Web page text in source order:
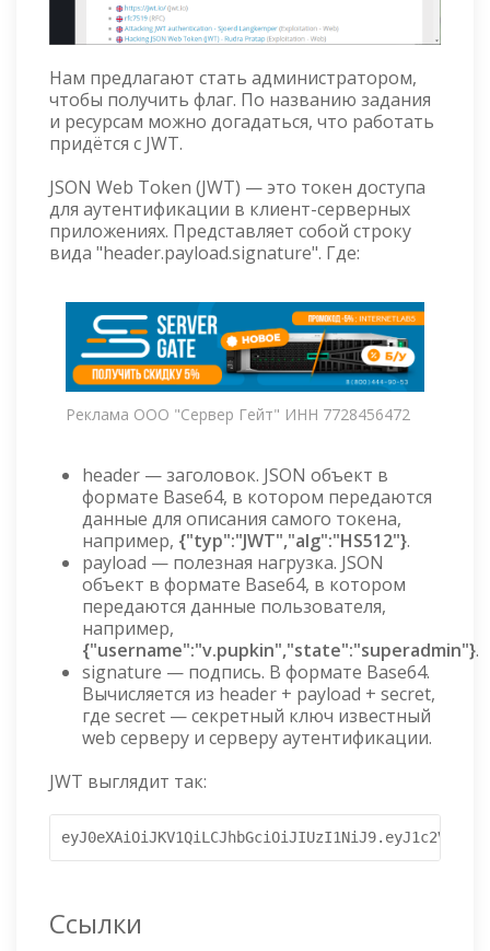
Нам предлагают стать администратором,
чтобы получить флаг. По названию задания
и ресурсам можно догадаться, что работать
придётся с JWT.
JSON Web Token (JWT) — это токен доступа
для аутентификации в клиент-серверных
приложениях. Представляет собой строку
вида "header.payload.signature". Где:
Реклама ООО "Сервер Гейт" ИНН 7728456472
header — заголовок. JSON объект в
формате Base64, в котором передаются
данные для описания самого токена,
например, {"typ":"JWT","alg":"HS512"}.
payload — полезная нагрузка. JSON
объект в формате Base64, в котором
передаются данные пользователя,
например,
{"username":"v.pupkin","state":"superadmin"}.
signature — подпись. В формате Base64.
Вычисляется из header + payload + secret,
где secret — секретный ключ известный
web серверу и серверу аутентификации.
JWT выглядит так:
Ссылки